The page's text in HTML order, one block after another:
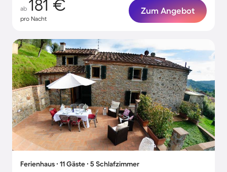
ab 181 €
pro Nacht
Zum Angebot
Ferienhaus ∙ 11 Gäste ∙ 5 Schlafzimmer